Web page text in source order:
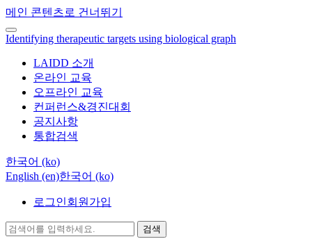
메인 콘텐츠로 건너뛰기
Identifying therapeutic targets using biological graph
LAIDD 소개
온라인 교육
오프라인 교육
컨퍼런스&경진대회
공지사항
통합검색
한국어 ‎(ko)‎
English ‎(en)‎한국어 ‎(ko)‎
로그인회원가입
검색